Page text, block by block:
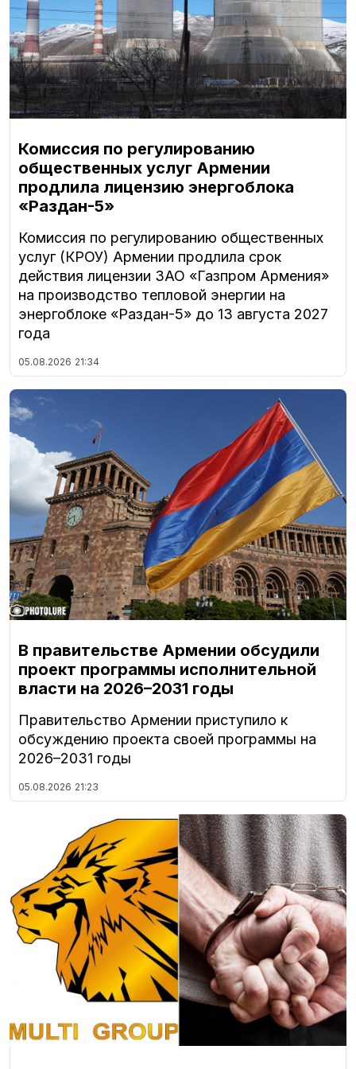
Комиссия по регулированию
общественных услуг Армении
продлила лицензию энергоблока
«Раздан-5»
Комиссия по регулированию общественных
услуг (КРОУ) Армении продлила срок
действия лицензии ЗАО «Газпром Армения»
на производство тепловой энергии на
энергоблоке «Раздан-5» до 13 августа 2027
года
05.08.2026 21:34
В правительстве Армении обсудили
проект программы исполнительной
власти на 2026–2031 годы
Правительство Армении приступило к
обсуждению проекта своей программы на
2026–2031 годы
05.08.2026 21:23